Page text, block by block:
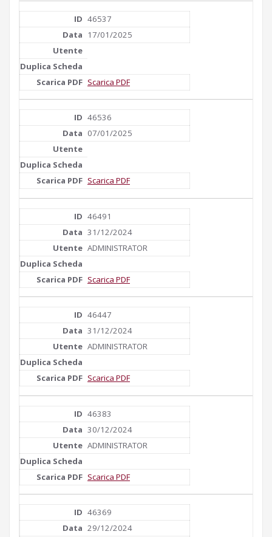
46537
17/01/2025
Scarica PDF
46536
07/01/2025
Scarica PDF
46491
31/12/2024
ADMINISTRATOR
Scarica PDF
46447
31/12/2024
ADMINISTRATOR
Scarica PDF
46383
30/12/2024
ADMINISTRATOR
Scarica PDF
46369
29/12/2024